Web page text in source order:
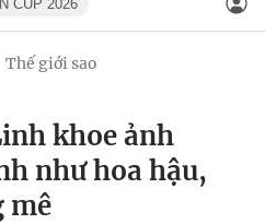
CUP 2026
Thế giới sao
khoe ảnh
như hoa hậu,
mê